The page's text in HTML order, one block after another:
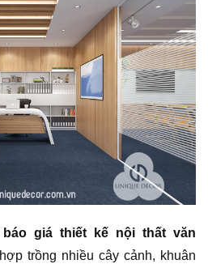
báo giá thiết kế nội thất văn
trồng nhiều cây cảnh, khuân